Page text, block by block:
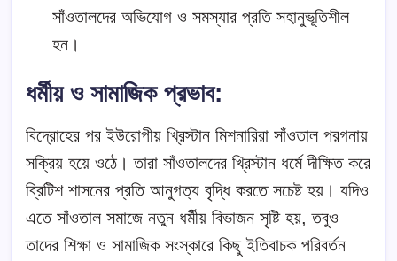
সাঁওতালদের অভিযোগ ও সমস্যার প্রতি সহানুভূতিশীল
হন।
ধর্মীয় ও সামাজিক প্রভাব:
বিদ্রোহের পর ইউরোপীয় খ্রিস্টান মিশনারিরা সাঁওতাল পরগনায়
সক্রিয় হয়ে ওঠে। তারা সাঁওতালদের খ্রিস্টান ধর্মে দীক্ষিত করে
ব্রিটিশ শাসনের প্রতি আনুগত্য বৃদ্ধি করতে সচেষ্ট হয়। যদিও
এতে সাঁওতাল সমাজে নতুন ধর্মীয় বিভাজন সৃষ্টি হয়, তবুও
তাদের শিক্ষা ও সামাজিক সংস্কারে কিছু ইতিবাচক পরিবর্তন